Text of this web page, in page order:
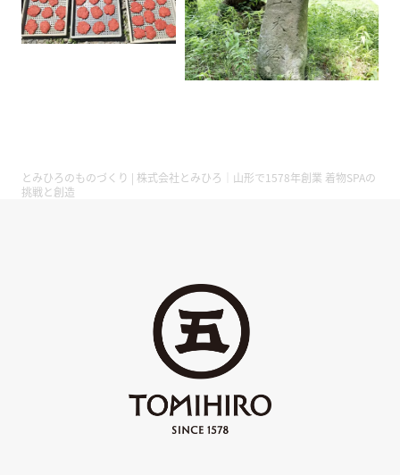
とみひろのものづくり | 株式会社とみひろ｜山形で1578年創業 着物SPAの
挑戦と創造